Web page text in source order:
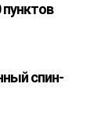
спин-